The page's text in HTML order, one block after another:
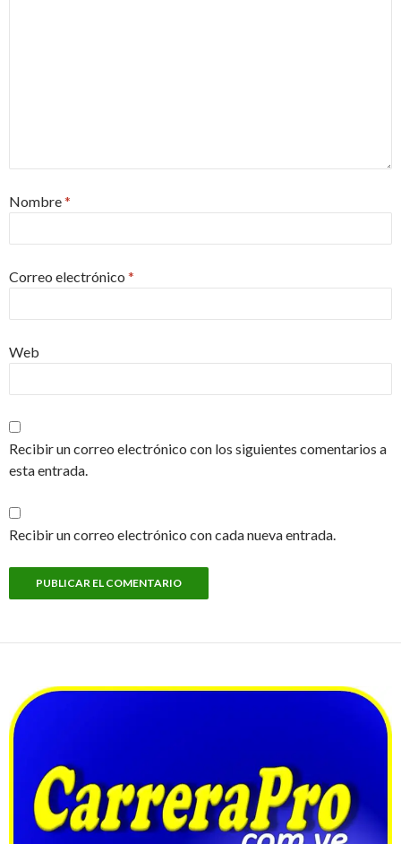
Nombre*
Correo electrónico *
Web
Recibir un correo electrónico con los siguientes comentarios a
esta entrada.
Recibir un correo electrónico con cada nueva entrada.